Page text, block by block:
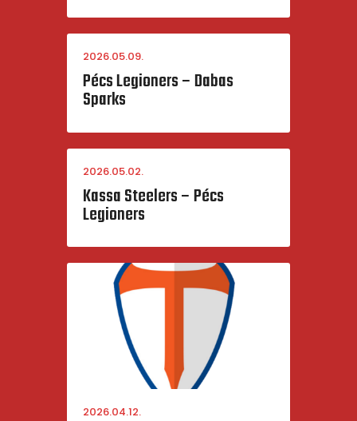
2026.05.09.
Pécs Legioners – Dabas
Sparks
2026.05.02.
Kassa Steelers – Pécs
Legioners
2026.04.12.